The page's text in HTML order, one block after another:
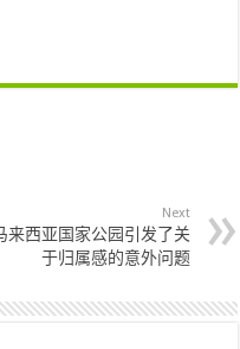
Next
来西亚国家公园引发了关
于归属感的意外问题